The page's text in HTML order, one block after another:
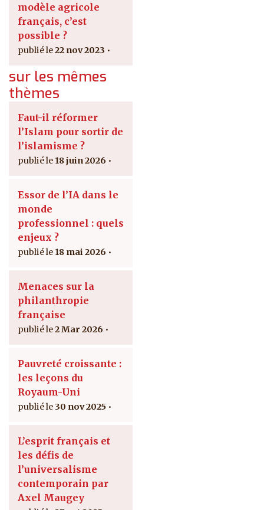
modèle agricole
français, c’est
possible ?
22 nov 2023
sur les mêmes
thèmes
Faut-il réformer
l’Islam pour sortir de
l’islamisme ?
18 juin 2026
Essor de l’IA dans le
monde
professionnel : quels
enjeux ?
18 mai 2026
Menaces sur la
philanthropie
française
2 Mar 2026
Pauvreté croissante :
les leçons du
Royaum-Uni
30 nov 2025
L’esprit français et
les défis de
l’universalisme
contemporain par
Axel Maugey